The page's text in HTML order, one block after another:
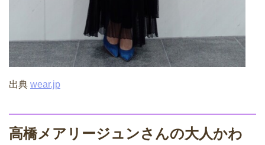
出典 wear.jp
高橋メアリージュンさんの大人かわ